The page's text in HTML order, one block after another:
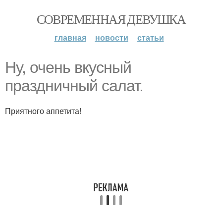
СОВРЕМЕННАЯ ДЕВУШКА
главная новости статьи
Ну, очень вкусный
праздничный салат.
Приятного аппетита!